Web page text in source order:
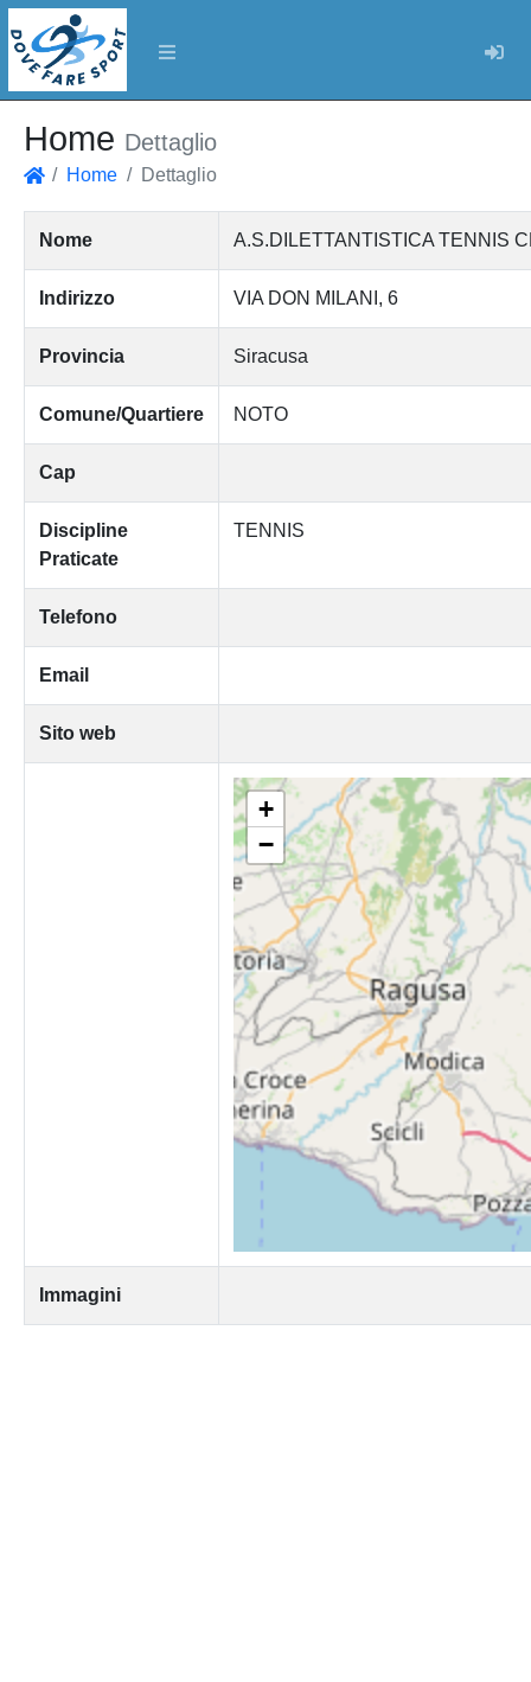
Home Dettaglio
Home Dettaglio
Nome A.S.DILETTANTISTICA TENNIS
Indirizzo VIA DON MILANI, 6
Provincia Siracusa
Comune/Quartiere NOTO
Cap
Discipline
Praticate
TENNIS
Telefono
Email
Sito web
+
−
Immagini